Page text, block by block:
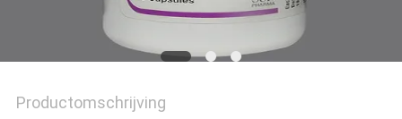
Productomschrijving